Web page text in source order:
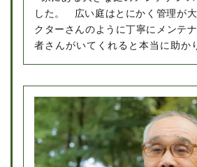
した。 広い庭はとにかく管理が
クターさんのように丁寧にメンテ
者さんがいてくれると本当に助か
ても喜んでいました。またお願い